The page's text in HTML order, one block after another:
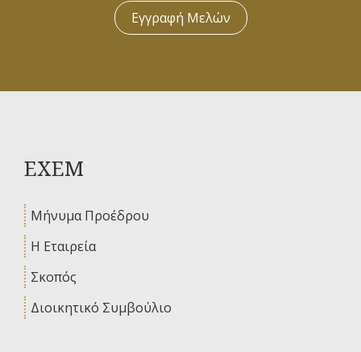
Εγγραφή Μελών
ΕΧΕΜ
Μήνυμα Προέδρου
Η Εταιρεία
Σκοπός
Διοικητικό Συμβούλιο